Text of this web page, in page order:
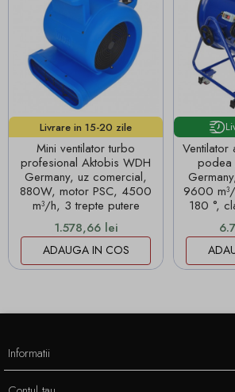
Livrare in 15-20 zile
lucrătoare!
Mini ventilator turbo
profesional Aktobis WDH
Germany, uz comercial,
880W, motor PSC, 4500
m³/h, 3 trepte putere
Pret
1.578,66 lei
ADAUGA IN COS
Ventilator
podea
9600
180 °,
Informatii